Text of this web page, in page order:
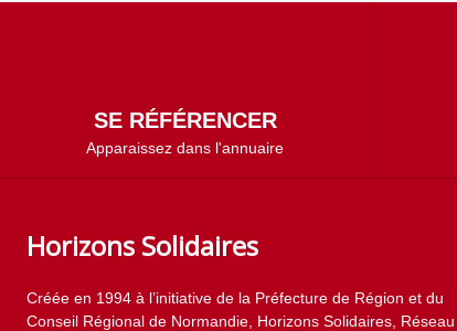
SE RÉFÉRENCER
Apparaissez dans l'annuaire
Horizons Solidaires
Créée en 1994 à l’initiative de la Préfecture de Région et du
Conseil Régional de Normandie, Horizons Solidaires, Réseau